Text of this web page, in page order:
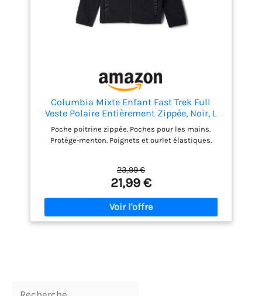
Columbia Mixte Enfant Fast Trek Full
Veste Polaire Entièrement Zippée, Noir, L
EU
Poche poitrine zippée. Poches pour les mains.
Protège-menton. Poignets et ourlet élastiques.
23,99 €
21,99 €